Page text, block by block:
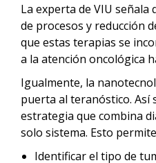
La experta de VIU señala
de procesos y reducción
que estas terapias se
a la atención oncológica
Igualmente, la
puerta al teranóstico. Así
estrategia que combina
solo sistema. Esto
Identificar el tipo de